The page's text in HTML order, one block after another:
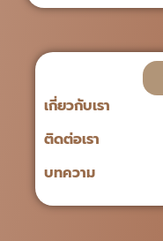
เกี่ยวกับเรา
ติดต่อเรา
บทความ